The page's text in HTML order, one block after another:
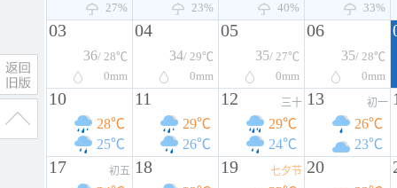
27%
23%
40%
33%
03
36/ 28℃
0mm
04
34/ 29℃
0mm
05
35/ 27℃
0mm
06
35/ 28℃
0mm
10
28℃
25℃
11
29℃
26℃
12 三十
29℃
24℃
13 初一
26℃
23℃
17 初五 18 19 七夕节 20